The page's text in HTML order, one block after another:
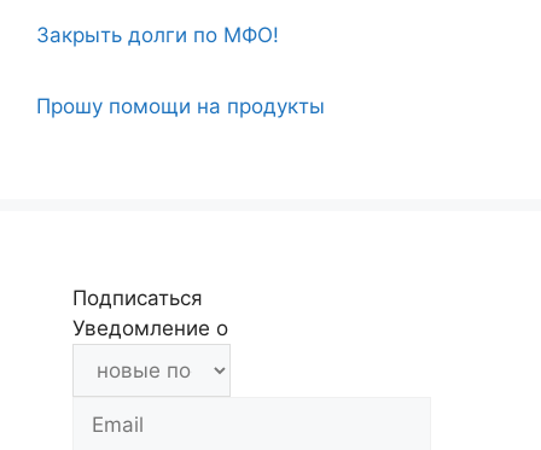
Закрыть долги по МФО!
Прошу помощи на продукты
Подписаться
Уведомление о